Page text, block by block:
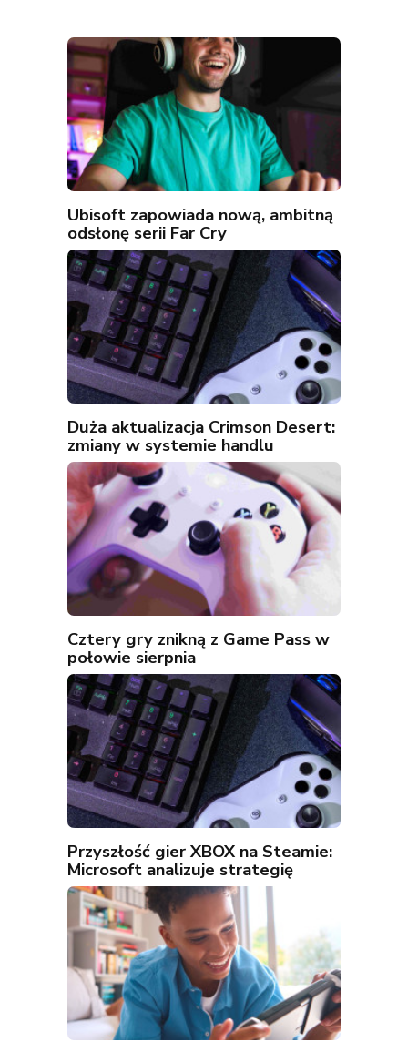
Ubisoft zapowiada nową, ambitną
odsłonę serii Far Cry
Duża aktualizacja Crimson Desert:
zmiany w systemie handlu
Cztery gry znikną z Game Pass w
połowie sierpnia
Przyszłość gier XBOX na Steamie:
Microsoft analizuje strategię